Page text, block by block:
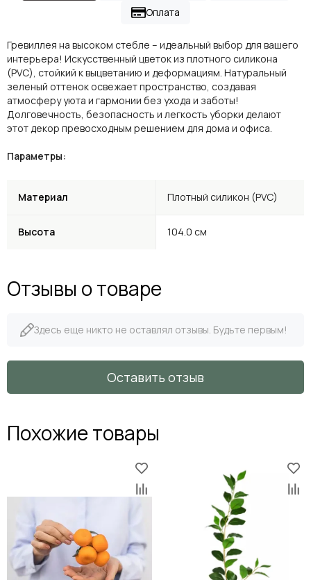
Оплата
Гревиллея на высоком стебле – идеальный выбор для вашего
интерьера! Искусственный цветок из плотного силикона
(PVC), стойкий к выцветанию и деформациям. Натуральный
зеленый оттенок освежает пространство, создавая
атмосферу уюта и гармонии без ухода и заботы!
Долговечность, безопасность и легкость уборки делают
этот декор превосходным решением для дома и офиса.
Параметры:
Материал Плотный силикон (PVC)
Высота 104.0 см
Отзывы о товаре
Здесь еще никто не оставлял отзывы. Будьте первым!
Оставить отзыв
Похожие товары